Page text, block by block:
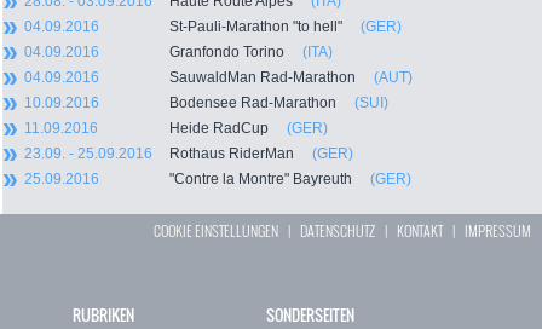
04.09.2016
St-Pauli-Marathon "to hell" (GER)
04.09.2016
Granfondo Torino (ITA)
04.09.2016
SauwaldMan Rad-Marathon (AUT)
10.09.2016
Bodensee Rad-Marathon (SUI)
11.09.2016
Heide RadCup (GER)
23.09. - 25.09.2016
Rothaus RiderMan (GER)
25.09.2016
"Contre la Montre" Bayreuth (GER)
COOKIE EINSTELLUNGEN | DATENSCHUTZ | KONTAKT| IMPRESSUM
RUBRIKEN SONDERSEITEN